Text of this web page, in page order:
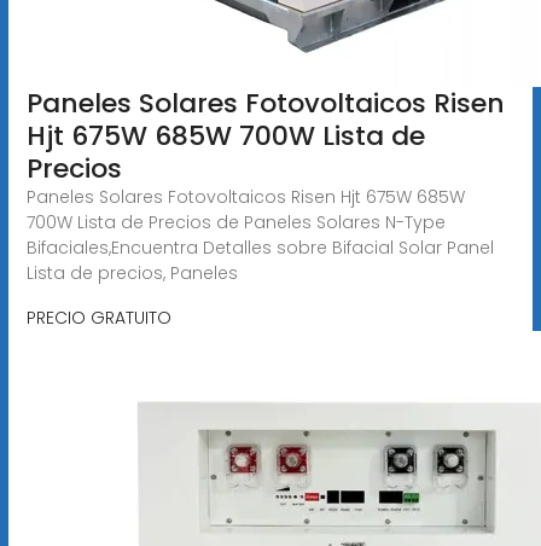
Paneles Solares Fotovoltaicos Risen
Hjt 675W 685W 700W Lista de
Precios
Paneles Solares Fotovoltaicos Risen Hjt 675W 685W
700W Lista de Precios de Paneles Solares N-Type
Bifaciales,Encuentra Detalles sobre Bifacial Solar Panel
Lista de precios, Paneles
PRECIO GRATUITO